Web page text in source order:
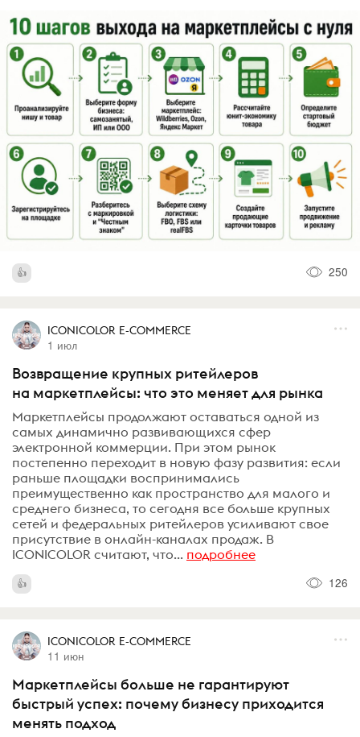
250
ICONICOLOR E-COMMERCE
1 июл
Возвращение крупных ритейлеров
на маркетплейсы: что это меняет для рынка
Маркетплейсы продолжают оставаться одной из
самых динамично развивающихся сфер
электронной коммерции. При этом рынок
постепенно переходит в новую фазу развития: если
раньше площадки воспринимались
преимущественно как пространство для малого и
среднего бизнеса, то сегодня все больше крупных
сетей и федеральных ритейлеров усиливают свое
присутствие в онлайн-каналах продаж. В
ICONICOLOR считают, что... подробнее
126
ICONICOLOR E-COMMERCE
11 июн
Маркетплейсы больше не гарантируют
быстрый успех: почему бизнесу приходится
менять подход